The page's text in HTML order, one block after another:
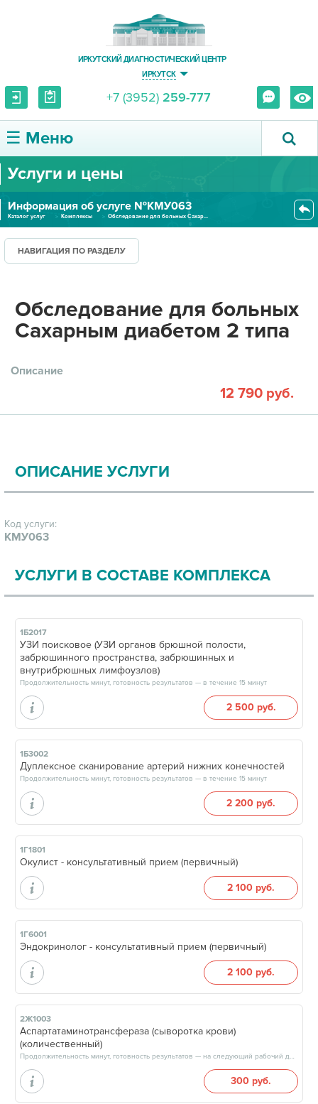
ИРКУТСКИЙ ДИАГНОСТИЧЕСКИЙ ЦЕНТР
ИРКУТСК
+7 (3952) 259-777
☰ Меню
О ЦЕНТРЕ
УСЛУГИ И ЦЕНЫ
ПАЦИЕНТУ
ПРАВОВАЯ ИНФОРМАЦИЯ
Услуги и цены
Информация об услуге №КМУ063
Каталог услуг Комплексы Обследование для больных Сахар...
НАВИГАЦИЯ ПО РАЗДЕЛУ
Обследование для больных
Сахарным диабетом 2 типа
Описание
12 790 руб.
ОПИСАНИЕ УСЛУГИ
Код услуги:
КМУ063
УСЛУГИ В СОСТАВЕ КОМПЛЕКСА
1Б2017
УЗИ поисковое (УЗИ органов брюшной полости,
забрюшинного пространства, забрюшинных и
внутрибрюшных лимфоузлов)
Продолжительность минут, готовность результатов — в течение 15 минут
2 500 руб.
1Б3002
Дуплексное сканирование артерий нижних конечностей
Продолжительность минут, готовность результатов — в течение 15 минут
2 200 руб.
1Г1801
Окулист - консультативный прием (первичный)
2 100 руб.
1Г6001
Эндокринолог - консультативный прием (первичный)
2 100 руб.
2Ж1003
Аспартатаминотрансфераза (сыворотка крови)
(количественный)
Продолжительность минут, готовность результатов — на следующий рабочий день, после 15:00
300 руб.